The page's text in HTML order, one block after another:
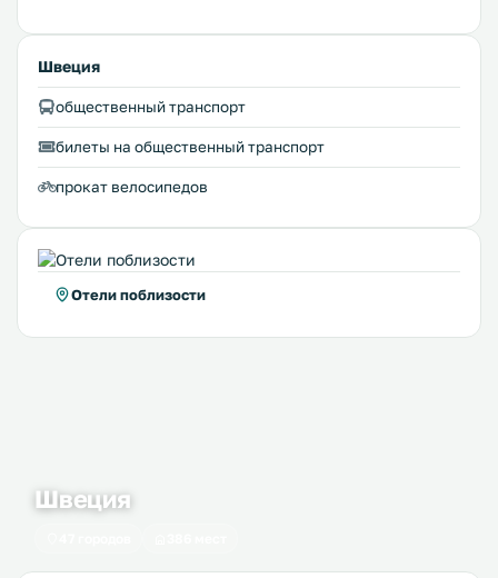
Швеция
общественный транспорт
билеты на общественный транспорт
прокат велосипедов
Отели поблизости
Швеция